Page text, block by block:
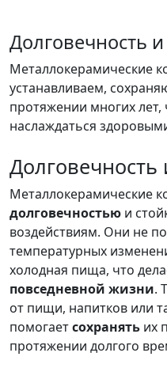
Долговечность и
Металлокерамические
устанавливаем,
протяжении многих лет,
наслаждаться
Металлокерамические
долговечностью и
воздействиям. Они не
температурных
холодная пища, что
повседневной жизни.
от пищи, напитков или
помогаетсохранять их
протяжении долгого